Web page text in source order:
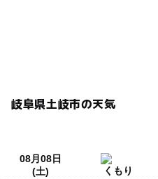
岐阜県土岐市の天気
08月08日
(土)
くもり